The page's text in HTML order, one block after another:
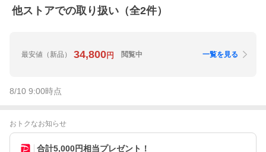
他ストアでの取り扱い（全2件）
最安値 （新品） 34,800円 閲覧中 一覧を見る
8/10 9:00時点
おトクなお知らせ
合計5,000円相当プレゼント！